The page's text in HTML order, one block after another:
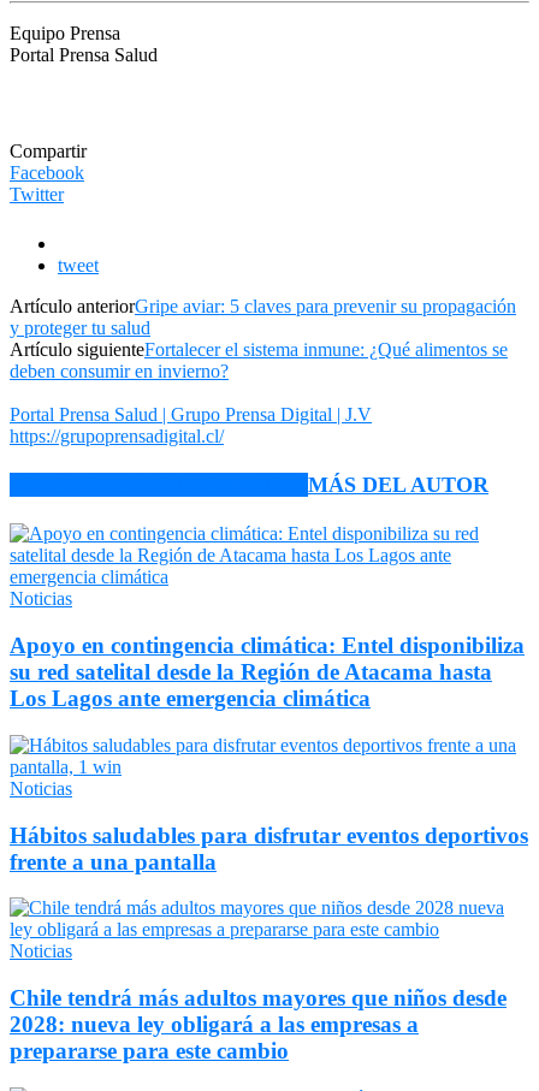
Equipo Prensa
Portal Prensa Salud
Compartir
Facebook
Twitter
tweet
Artículo anteriorGripe aviar: 5 claves para prevenir su propagación
y proteger tu salud
Artículo siguienteFortalecer el sistema inmune: ¿Qué alimentos se
deben consumir en invierno?
Portal Prensa Salud | Grupo Prensa Digital | J.V
https://grupoprensadigital.cl/
MÁS DEL AUTOR
Noticias
Apoyo en contingencia climática: Entel disponibiliza
su red satelital desde la Región de Atacama hasta
Los Lagos ante emergencia climática
Noticias
Hábitos saludables para disfrutar eventos deportivos
frente a una pantalla
Noticias
Chile tendrá más adultos mayores que niños desde
2028: nueva ley obligará a las empresas a
prepararse para este cambio